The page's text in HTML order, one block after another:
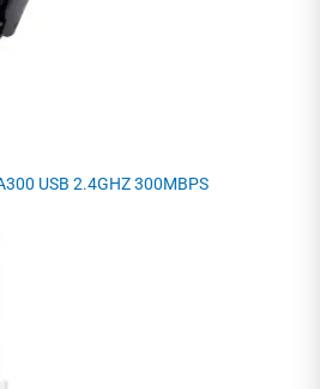
USB 2.4GHZ 300MBPS